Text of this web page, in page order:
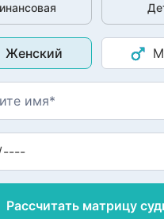
Женский
Рассчитать матрицу